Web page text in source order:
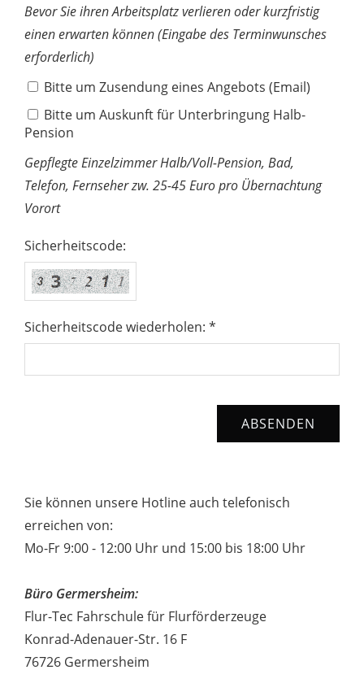
Bevor Sie ihren Arbeitsplatz verlieren oder kurzfristig
einen erwarten können (Eingabe des Terminwunsches
erforderlich)
Bitte um Zusendung eines Angebots (Email)
Bitte um Auskunft für Unterbringung Halb-
Pension
Gepflegte Einzelzimmer Halb/Voll-Pension, Bad,
Telefon, Fernseher zw. 25-45 Euro pro Übernachtung
Vorort
Sicherheitscode:
Sicherheitscode wiederholen: *
Sie können unsere Hotline auch telefonisch
erreichen von:
Mo-Fr 9:00 - 12:00 Uhr und 15:00 bis 18:00 Uhr
Büro Germersheim:
Flur-Tec Fahrschule für Flurförderzeuge
Konrad-Adenauer-Str. 16 F
76726 Germersheim